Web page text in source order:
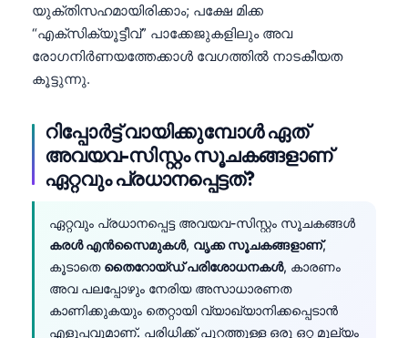
യുക്തിസഹമായിരിക്കാം; പക്ഷേ മിക്ക
“എക്സിക്യൂട്ടീവ്” പാക്കേജുകളിലും അവ
രോഗനിർണയത്തേക്കാൾ വേഗത്തിൽ നാടകീയത
കൂട്ടുന്നു.
റിപ്പോർട്ട് വായിക്കുമ്പോൾ ഏത്
അവയവ-സിസ്റ്റം സൂചകങ്ങളാണ്
ഏറ്റവും പ്രധാനപ്പെട്ടത്?
ഏറ്റവും പ്രധാനപ്പെട്ട അവയവ-സിസ്റ്റം സൂചകങ്ങൾ
കരൾ എൻസൈമുകൾ, വൃക്ക സൂചകങ്ങളാണ്,
കൂടാതെ തൈറോയ്ഡ് പരിശോധനകൾ, കാരണം
അവ പലപ്പോഴും നേരിയ അസാധാരണത
കാണിക്കുകയും തെറ്റായി വ്യാഖ്യാനിക്കപ്പെടാൻ
എളുപ്പവുമാണ്. പരിധിക്ക് പുറത്തുള്ള ഒരു ഒറ്റ മൂല്യം